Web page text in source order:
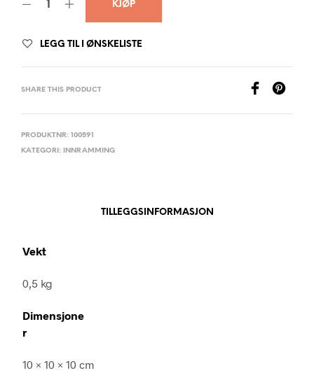
KJØP
LEGG TIL I ØNSKELISTE
SHARE THIS PRODUCT
PRODUKTNR: 100591
KATEGORI:
INNRAMMING
TILLEGGSINFORMASJON
Vekt
0,5 kg
Dimensjone
r
10 × 10 × 10 cm